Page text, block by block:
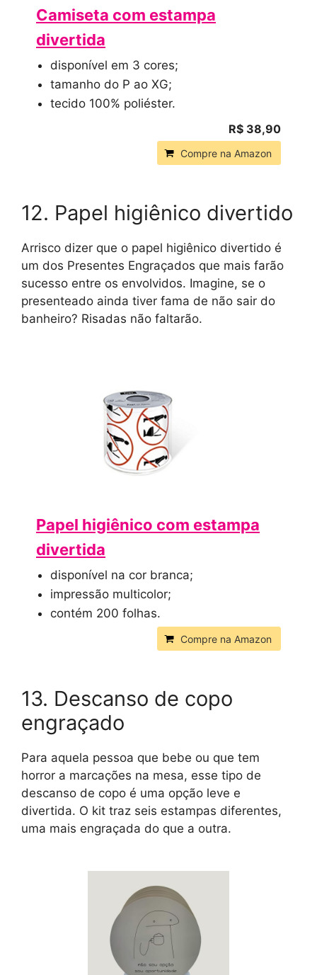
Camiseta com estampa
divertida
disponível em 3 cores;
tamanho do P ao XG;
tecido 100% poliéster.
R$ 38,90
Compre na Amazon
12. Papel higiênico divertido
Arrisco dizer que o papel higiênico divertido é
um dos Presentes Engraçados que mais farão
sucesso entre os envolvidos. Imagine, se o
presenteado ainda tiver fama de não sair do
banheiro? Risadas não faltarão.
Papel higiênico com estampa
divertida
disponível na cor branca;
impressão multicolor;
contém 200 folhas.
Compre na Amazon
13. Descanso de copo
engraçado
Para aquela pessoa que bebe ou que tem
horror a marcações na mesa, esse tipo de
descanso de copo é uma opção leve e
divertida. O kit traz seis estampas diferentes,
uma mais engraçada do que a outra.